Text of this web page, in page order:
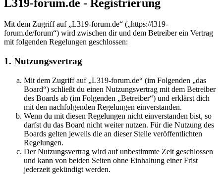
L319-forum.de - Registrierung
Mit dem Zugriff auf „L319-forum.de“ („https://l319-
forum.de/forum“) wird zwischen dir und dem Betreiber ein Vertrag
mit folgenden Regelungen geschlossen:
1. Nutzungsvertrag
Mit dem Zugriff auf „L319-forum.de“ (im Folgenden „das
Board“) schließt du einen Nutzungsvertrag mit dem Betreiber
des Boards ab (im Folgenden „Betreiber“) und erklärst dich
mit den nachfolgenden Regelungen einverstanden.
Wenn du mit diesen Regelungen nicht einverstanden bist, so
darfst du das Board nicht weiter nutzen. Für die Nutzung des
Boards gelten jeweils die an dieser Stelle veröffentlichten
Regelungen.
Der Nutzungsvertrag wird auf unbestimmte Zeit geschlossen
und kann von beiden Seiten ohne Einhaltung einer Frist
jederzeit gekündigt werden.